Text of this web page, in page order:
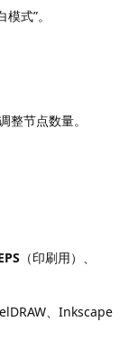
式”。
整节点数量。
（印刷用）、
、Inkscape